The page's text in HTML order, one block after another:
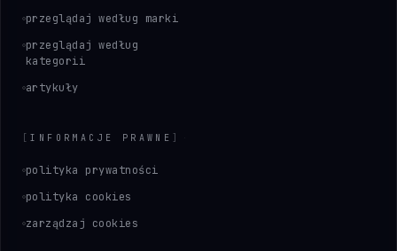
przeglądaj według marki
przeglądaj według
kategorii
artykuły
[INFORMACJE PRAWNE ]
polityka prywatności
polityka cookies
zarządzaj cookies